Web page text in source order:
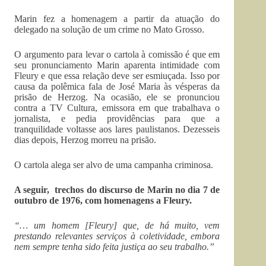
Marin fez a homenagem a partir da atuação do
delegado na solução de um crime no Mato Grosso.
O argumento para levar o cartola à comissão é que em
seu pronunciamento Marin aparenta intimidade com
Fleury e que essa relação deve ser esmiuçada. Isso por
causa da polêmica fala de José Maria às vésperas da
prisão de Herzog. Na ocasião, ele se pronunciou
contra a TV Cultura, emissora em que trabalhava o
jornalista, e pedia providências para que a
tranquilidade voltasse aos lares paulistanos. Dezesseis
dias depois, Herzog morreu na prisão.
O cartola alega ser alvo de uma campanha criminosa.
A seguir, trechos do discurso de Marin no dia 7 de
outubro de 1976, com homenagens a Fleury.
“… um homem [Fleury] que, de há muito, vem
prestando relevantes serviços à coletividade, embora
nem sempre tenha sido feita justiça ao seu trabalho.”